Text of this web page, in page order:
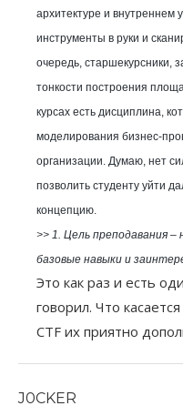
архитектуре и внутреннем
инструменты в руки и
очередь, старшекурсники,
тонкости построения
курсах есть дисциплина,
моделирования бизнес-
организации. Думаю, нет
позволить студенту уйти
концепцию.
>> 1. Цель преподавания –
базовые навыки и
Это как раз и есть
говорил. Что
CTF их приятно
J0CKER